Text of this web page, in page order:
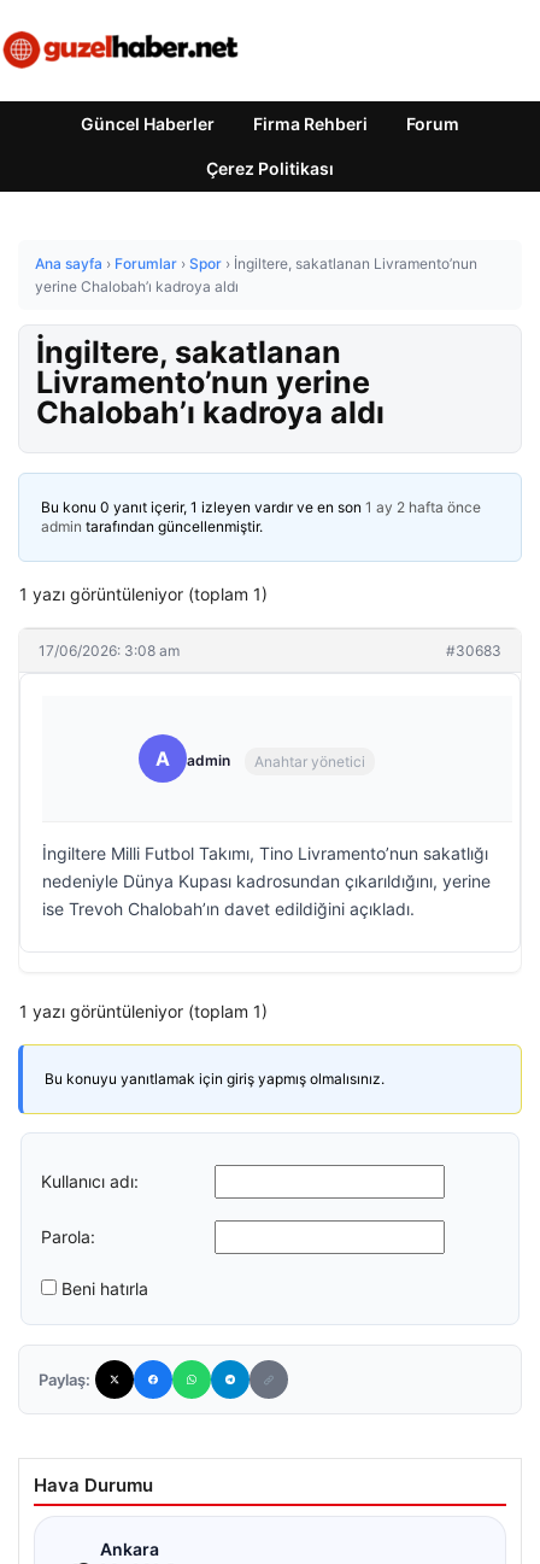
Güncel Haberler Firma Rehberi Forum
Çerez Politikası
Ana sayfa › Forumlar › Spor › İngiltere, sakatlanan Livramento’nun
yerine Chalobah’ı kadroya aldı
İngiltere, sakatlanan
Livramento’nun yerine
Chalobah’ı kadroya aldı
Bu konu 0 yanıt içerir, 1 izleyen vardır ve en son 1 ay 2 hafta önce
admin tarafından güncellenmiştir.
1 yazı görüntüleniyor (toplam 1)
17/06/2026: 3:08 am #30683
A admin Anahtar yönetici
İngiltere Milli Futbol Takımı, Tino Livramento’nun sakatlığı
nedeniyle Dünya Kupası kadrosundan çıkarıldığını, yerine
ise Trevoh Chalobah’ın davet edildiğini açıkladı.
1 yazı görüntüleniyor (toplam 1)
Bu konuyu yanıtlamak için giriş yapmış olmalısınız.
Kullanıcı adı:
Parola:
Beni hatırla
Paylaş:
Hava Durumu
Ankara